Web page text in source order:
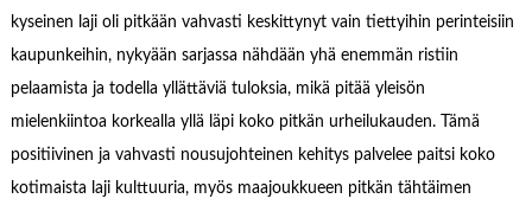
kyseinen laji oli pitkään vahvasti keskittynyt vain tiettyihin perinteisiin
kaupunkeihin, nykyään sarjassa nähdään yhä enemmän ristiin
pelaamista ja todella yllättäviä tuloksia, mikä pitää yleisön
mielenkiintoa korkealla yllä läpi koko pitkän urheilukauden. Tämä
positiivinen ja vahvasti nousujohteinen kehitys palvelee paitsi koko
kotimaista laji kulttuuria, myös maajoukkueen pitkän tähtäimen